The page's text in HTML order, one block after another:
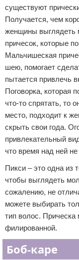
существуют
Получается, чем
женщины выглядеть
причесок, которые
Мальчишеская
шею, помогает
пытается привлечь
Поговорка, которая
что-то спрятать, то
место, подходит к
скрыть свои года.
привлекательный
что время над ней не
Пикси – это одна из
чтобы выглядеть
сожалению, не
можете выбирать
тип волос.
филированной.
Боб-каре